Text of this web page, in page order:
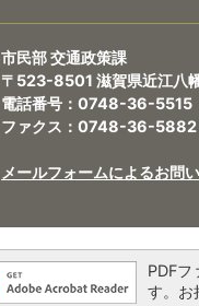
市民部 交通政策課
〒523-8501 滋賀県近江八
電話番号：0748-36-5515
ファクス：0748-36-5882
メールフォームによるお問
PDF
す。お